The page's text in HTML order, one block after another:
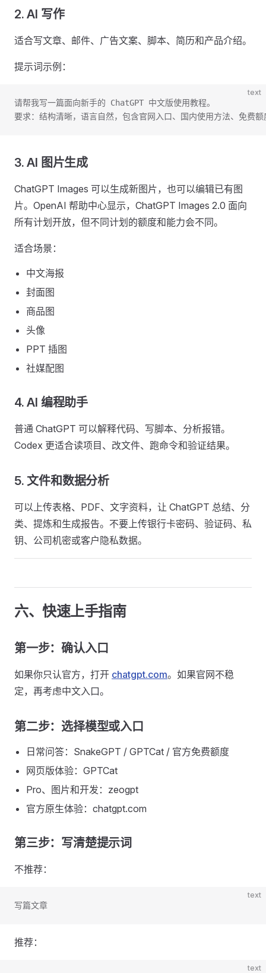
2. AI 写作
适合写文章、邮件、广告文案、脚本、简历和产品介绍。
提示词示例：
text
请帮我写一篇面向新手的 ChatGPT 中文版使用教程。
要求：结构清晰，语言自然，包含官网入口、国内使用方法、免费
3. AI 图片生成
ChatGPT Images 可以生成新图片，也可以编辑已有图
片。OpenAI 帮助中心显示，ChatGPT Images 2.0 面向
所有计划开放，但不同计划的额度和能力会不同。
适合场景：
中文海报
封面图
商品图
头像
PPT 插图
社媒配图
4. AI 编程助手
普通 ChatGPT 可以解释代码、写脚本、分析报错。
Codex 更适合读项目、改文件、跑命令和验证结果。
5. 文件和数据分析
可以上传表格、PDF、文字资料，让 ChatGPT 总结、分
类、提炼和生成报告。不要上传银行卡密码、验证码、私
钥、公司机密或客户隐私数据。
六、快速上手指南
第一步：确认入口
如果你只认官方，打开 chatgpt.com。如果官网不稳
定，再考虑中文入口。
第二步：选择模型或入口
日常问答：SnakeGPT / GPTCat / 官方免费额度
网页版体验：GPTCat
Pro、图片和开发：zeogpt
官方原生体验：chatgpt.com
第三步：写清楚提示词
不推荐：
text
写篇文章
推荐：
text